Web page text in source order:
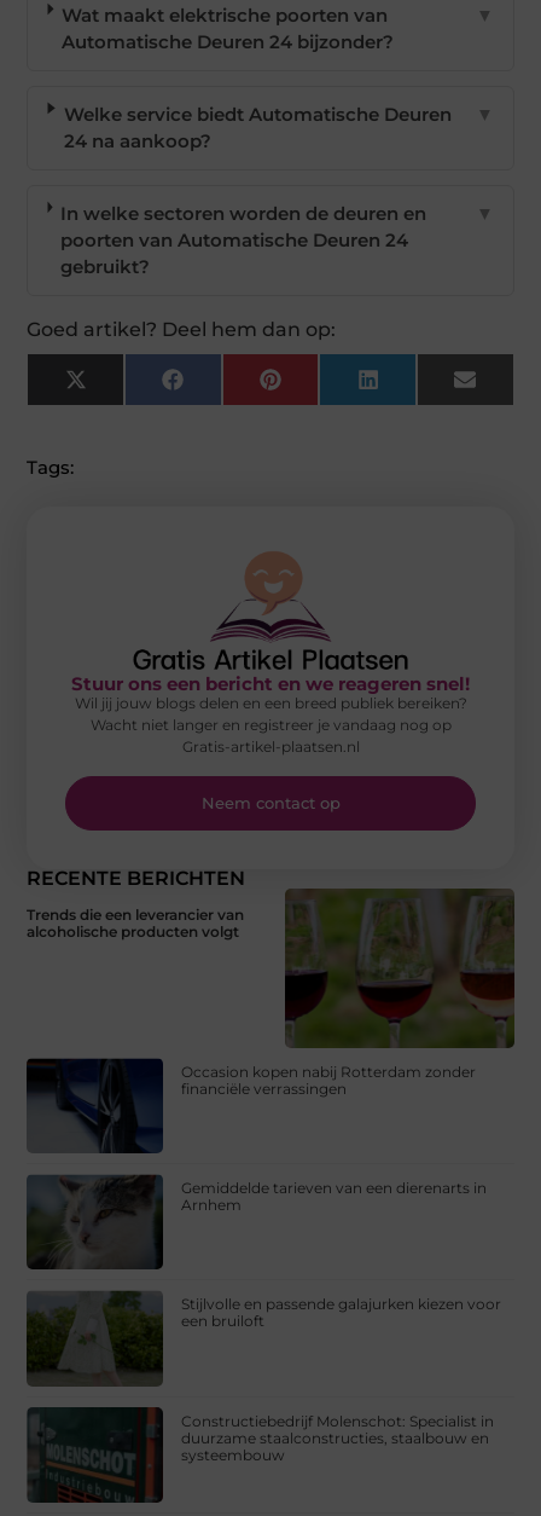
Wat maakt elektrische poorten van
Automatische Deuren 24 bijzonder?
▼
Welke service biedt Automatische Deuren
24 na aankoop?
▼
In welke sectoren worden de deuren en
poorten van Automatische Deuren 24
gebruikt?
▼
Goed artikel? Deel hem dan op:
X
(Twitter)
FacebookPinterest LinkedIn Email
Tags:
RECENTE BERICHTEN
Trends die een leverancier van
alcoholische producten volgt
Occasion kopen nabij Rotterdam zonder
financiële verrassingen
Gemiddelde tarieven van een dierenarts in
Arnhem
Stijlvolle en passende galajurken kiezen voor
een bruiloft
Constructiebedrijf Molenschot: Specialist in
duurzame staalconstructies, staalbouw en
systeembouw
Stuur ons een bericht en we reageren snel!
Wil jij jouw blogs delen en een breed publiek bereiken?
Wacht niet langer en registreer je vandaag nog op
Gratis-artikel-plaatsen.nl
Neem contact op